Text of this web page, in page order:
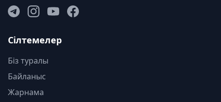
Сілтемелер
Біз туралы
Байланыс
Жарнама